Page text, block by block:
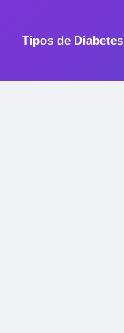
Tipos de Diabetes